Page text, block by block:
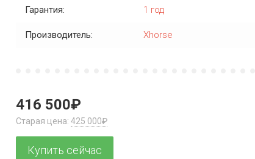
Гарантия: 1 год
Производитель: Xhorse
416 500₽
Старая цена: 425 000₽